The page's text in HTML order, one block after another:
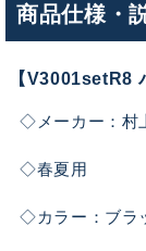
商品仕様・
【V3001setR8
◇メーカー：村
◇春夏用
◇カラー：ブラ